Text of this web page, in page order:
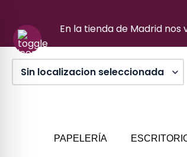
contenido
En la tienda de Madrid nos
PAPELERÍA